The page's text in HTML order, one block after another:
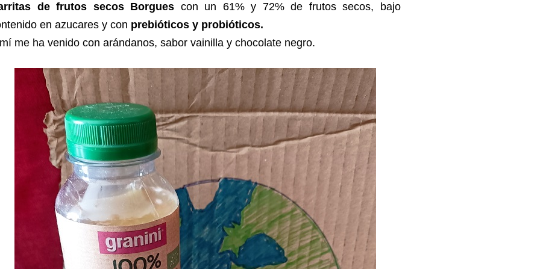
de frutos secos Borgues con un 61% y 72% de frutos secos, bajo
en azucares y con prebióticos y probióticos.
me ha venido con arándanos, sabor vainilla y chocolate negro.